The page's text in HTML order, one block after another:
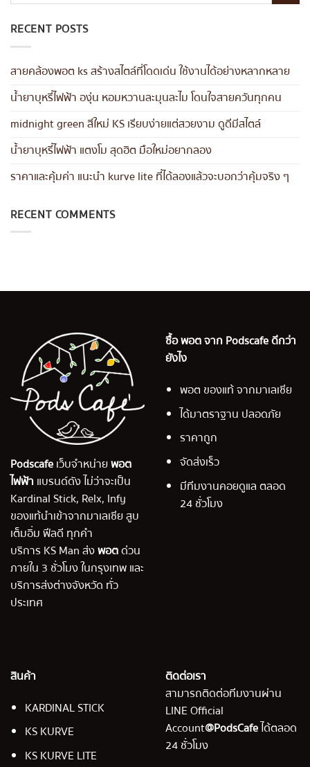
RECENT POSTS
สายคล้องพอต ks สร้างสไตล์ที่โดดเด่น ใช้งานได้อย่างหลากหลาย
น้ำยาบุหรี่ไฟฟ้า องุ่น หอมหวานละมุนละไม โดนใจสายควันทุกคน
midnight green สีใหม่ KS เรียบง่ายแต่สวยงาม ดูดีมีสไตล์
น้ำยาบุหรี่ไฟฟ้า แตงโม สุดฮิต มือใหม่อยากลอง
ราคาและคุ้มค่า แนะนำ kurve lite ที่ได้ลองแล้วจะบอกว่าคุ้มจริง ๆ
RECENT COMMENTS
Podscafeเว็บจำหน่ายพอต
ไฟฟ้า แบรนด์ดัง ไม่ว่าจะเป็น
Kardinal Stick, Relx, Infy
ของแท้นำเข้าจากมาเลเซีย สูบ
เต็มอิ่ม ฟีลดี ทุกคำ
บริการ KS Man ส่งพอตด่วน
ภายใน 3 ชั่วโมง ในกรุงเทพ และ
บริการส่งต่างจังหวัด ทั่ว
ประเทศ
ซื้อ พอต จาก Podscafe ดีกว่า
ยังไง
พอต ของแท้ จากมาเลเซีย
ได้มาตราฐาน ปลอดภัย
ราคาถูก
จัดส่งเร็ว
มีทีมงานคอยดูแล ตลอด
24 ชั่วโมง
สินค้า
KARDINAL STICK
KS KURVE
KS KURVE LITE
ติดต่อเรา
สามารถติดต่อทีมงานผ่าน
LINE Official
Account@PodsCafeได้ตลอด
24 ชั่วโมง